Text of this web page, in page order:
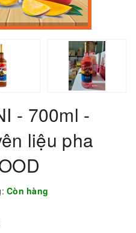
- 700ml -
liệu pha
Còn hàng